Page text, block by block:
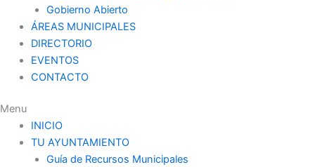
Gobierno Abierto
ÁREAS MUNICIPALES
DIRECTORIO
EVENTOS
CONTACTO
Menu
INICIO
TU AYUNTAMIENTO
Guía de Recursos Municipales